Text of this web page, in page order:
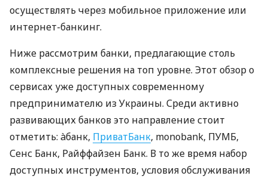
осуществлять через мобильное приложение или
интернет-банкинг.
Ниже рассмотрим банки, предлагающие столь
комплексные решения на топ уровне. Этот обзор о
сервисах уже доступных современному
предпринимателю из Украины. Среди активно
развивающих банков это направление стоит
отметить: àбанк, ПриватБанк, monobank, ПУМБ,
Сенс Банк, Райффайзен Банк. В то же время набор
доступных инструментов, условия обслуживания